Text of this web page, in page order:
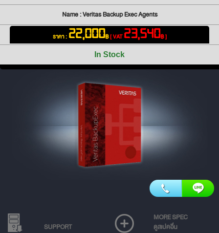
Name : Veritas Backup Exec Agents
ราคา : 22,000฿[ VAT23,540฿ ]
In Stock
SUPPORT
MORE SPEC
ดูสเปคอื่น